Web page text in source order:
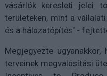
vásárlók keresleti jelei
területeken, mint a
és a hálózatépítés" -
Megjegyezte
terveinek megvalósítási